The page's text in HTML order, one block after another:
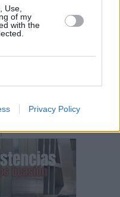
Use,
of my
with the
Privacy Policy
hoy su primera tienda
en Lajares